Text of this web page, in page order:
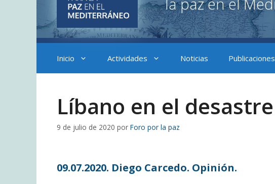
Inicio Actividades Noticias Publicaciones
Líbano en el desastre
9 de julio de 2020 por Foro por la paz
09.07.2020. Diego Carcedo. Opinión.